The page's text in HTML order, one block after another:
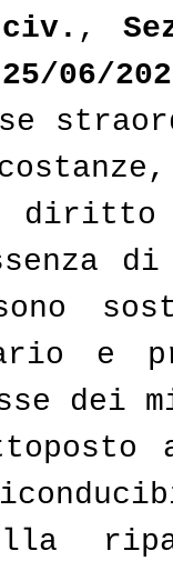
civ. ,
25/06/
e
dei